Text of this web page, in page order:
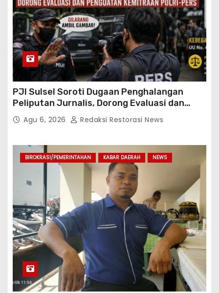
PJI Sulsel Soroti Dugaan Penghalangan
Peliputan Jurnalis, Dorong Evaluasi dan
Penguatan Kemitraan Polri-Pers
Agu 6, 2026 Redaksi Restorasi News
BIROKRASI/PEMERINTAHAN KABAR DAERAH NEWS